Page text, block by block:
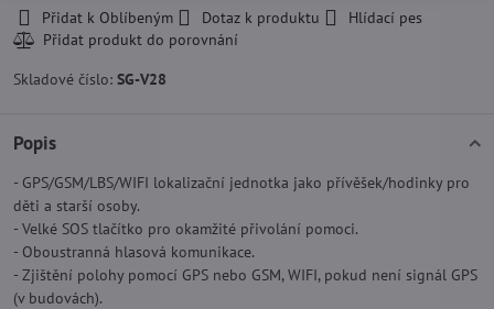
Přidat k Oblíbeným Dotaz k produktu Hlídací pes
Skladové číslo: SG-V28
Popis
- GPS/GSM/LBS/WIFI lokalizační jednotka jako přívěšek/hodinky pro
děti a starší osoby.
- Velké SOS tlačítko pro okamžité přivolání pomoci.
- Oboustranná hlasová komunikace.
- Zjištění polohy pomocí GPS nebo GSM, WIFI, pokud není signál GPS
(v budovách).